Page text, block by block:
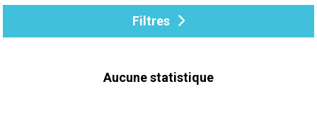
Filtres
Aucune statistique